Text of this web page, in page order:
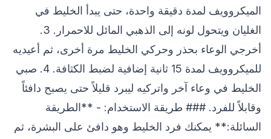
الميكروويف لمدة دقيقة واحدة، حتى يبدأ الخليط في
الغليان ويتحول لونه إلى الذهبي المائل للاحمرار. 3.
أخرجي الوعاء بحذر وحركي الخليط مرة أخرى، ثم أعيديه
للميكروويف لمدة 15 ثانية إضافية لضبط الكثافة. 4. صبي
الخليط في وعاء آخر واتركيه ليبرد قليلاً حتى يصبح دافئاً
وقابلاً للفرد. ### طريقة الاستخدام: - **الطريقة
السائلة:** يمكنك فرد الخليط وهو دافئ على البشرة، ثم